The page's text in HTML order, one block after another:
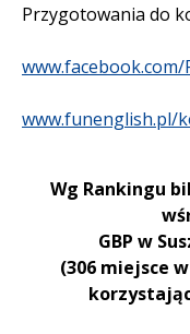
Przygotowania do
www.facebook.com/
www.funenglish.pl/
Wg Rankingu
GBP w
(306 miejsce